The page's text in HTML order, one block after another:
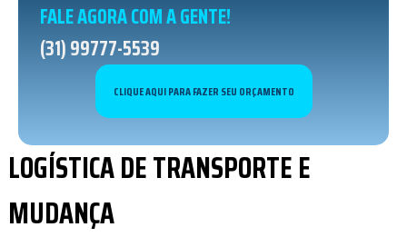
FALE AGORA COM A GENTE!
(31) 99777-5539
CLIQUE AQUI PARA FAZER SEU ORÇAMENTO
LOGÍSTICA DE TRANSPORTE E
MUDANÇA